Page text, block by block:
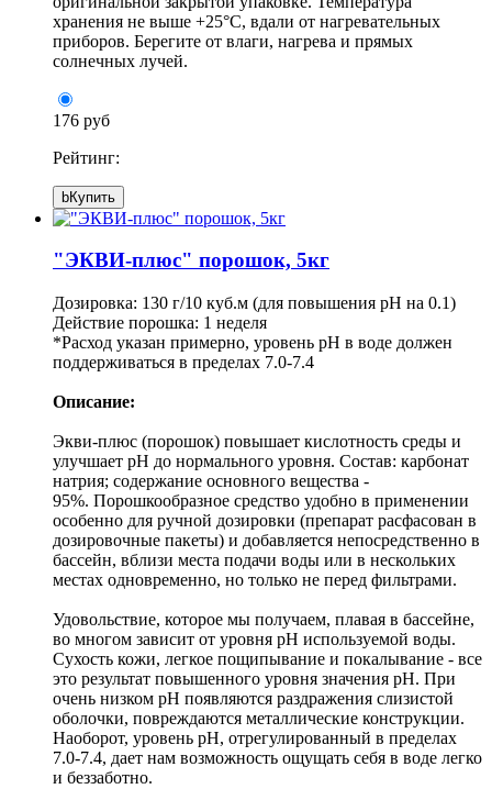
хранения не выше +25°С, вдали от нагревательных
приборов. Берегите от влаги, нагрева и прямых
солнечных лучей.
176 руб
Рейтинг:
bКупить
"ЭКВИ-плюс" порошок, 5кг
Дозировка: 130 г/10 куб.м (для повышения pH на 0.1)
Действие порошка: 1 неделя
*Расход указан примерно, уровень pH в воде должен
поддерживаться в пределах 7.0-7.4
Описание:
Экви-плюс (порошок) повышает кислотность среды и
улучшает pH до нормального уровня. Состав: карбонат
натрия; содержание основного вещества -
95%. Порошкообразное средство удобно в применении
особенно для ручной дозировки (препарат расфасован в
дозировочные пакеты) и добавляется непосредственно в
бассейн, вблизи места подачи воды или в нескольких
местах одновременно, но только не перед фильтрами.
Удовольствие, которое мы получаем, плавая в бассейне,
во многом зависит от уровня рН используемой воды.
Сухость кожи, легкое пощипывание и покалывание - все
это результат повышенного уровня значения рН. При
очень низком рН появляются раздражения слизистой
оболочки, повреждаются металлические конструкции.
Наоборот, уровень рН, отрегулированный в пределах
7.0-7.4, дает нам возможность ощущать себя в воде легко
и беззаботно.